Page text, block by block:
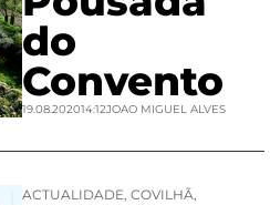
do
Convento
19.08.202014:12JOAO MIGUEL ALVES
ACTUALIDADE, COVILHÃ,